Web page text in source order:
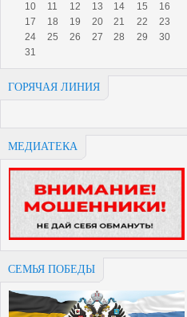
10
11 12 13 14 15
16
17
18 19 20 21 22
23
24
25 26 27 28 29
30
31
ГОРЯЧАЯ ЛИНИЯ
МЕДИАТЕКА
СЕМЬЯ ПОБЕДЫ